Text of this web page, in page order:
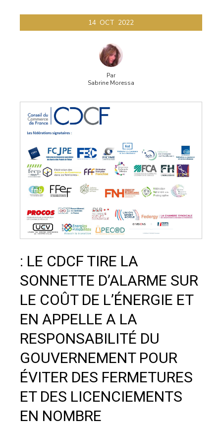
14 OCT 2022
Par
Sabrine Moressa
: LE CDCF TIRE LA
SONNETTE D’ALARME SUR
LE COÛT DE L’ÉNERGIE ET
EN APPELLE A LA
RESPONSABILITÉ DU
GOUVERNEMENT POUR
ÉVITER DES FERMETURES
ET DES LICENCIEMENTS
EN NOMBRE